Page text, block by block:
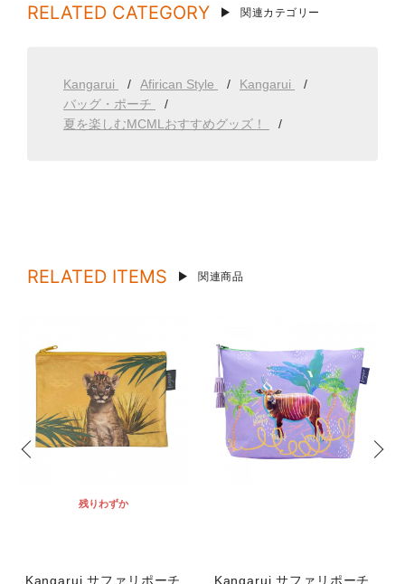
RELATED CATEGORY 関連カテゴリー
Kangarui Afirican Style
Kangarui
バッグ・ポーチ
夏を楽しむMCMLおすすめグッズ！
RELATED ITEMS 関連商品
残りわずか
Kangarui サファリポーチ
Kangarui サファリポーチ